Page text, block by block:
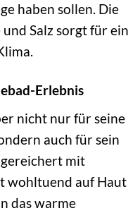
haben sollen. Die
Salz sorgt für ein
Erlebnis
nicht nur für seine
auch für sein
mit
wohltuend auf Haut
das warme